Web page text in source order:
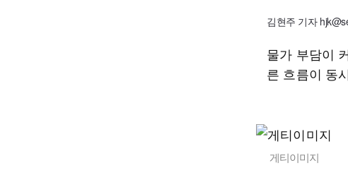
김현주 기자
물가 부담이
른 흐름이 동
게티이미지